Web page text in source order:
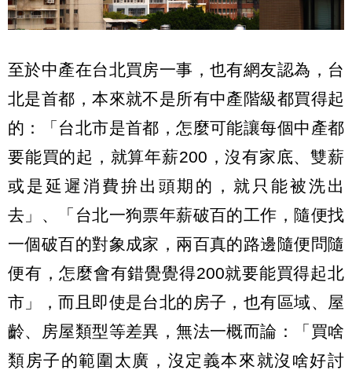
至於中產在台北買房一事，也有網友認為，台
北是首都，本來就不是所有中產階級都買得起
的：「台北市是首都，怎麼可能讓每個中產都
要能買的起，就算年薪200，沒有家底、雙薪
或是延遲消費拚出頭期的，就只能被洗出
去」、「台北一狗票年薪破百的工作，隨便找
一個破百的對象成家，兩百真的路邊隨便問隨
便有，怎麼會有錯覺覺得200就要能買得起北
市」，而且即使是台北的房子，也有區域、屋
齡、房屋類型等差異，無法一概而論：「買啥
類房子的範圍太廣，沒定義本來就沒啥好討